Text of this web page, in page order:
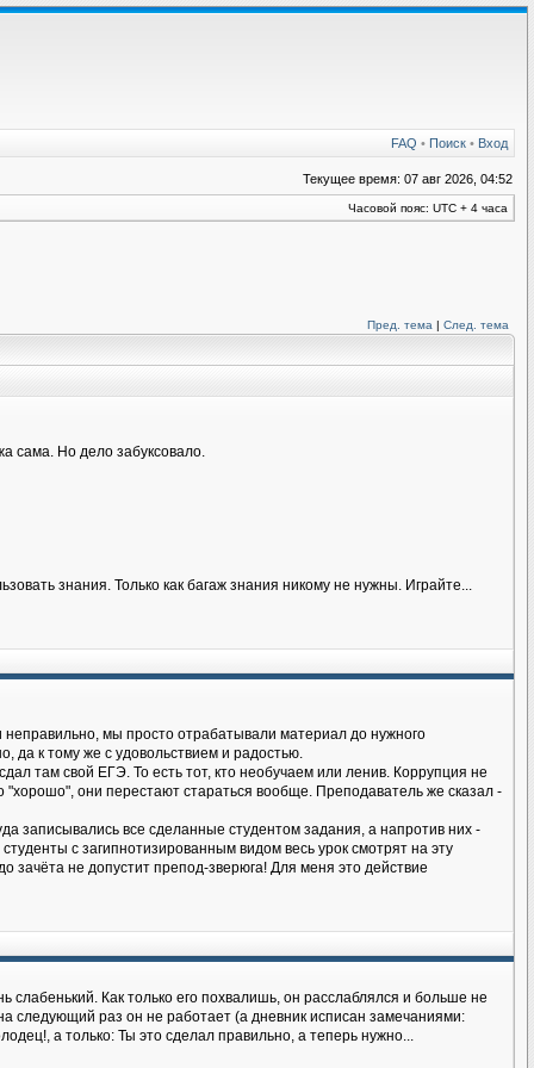
FAQ • Поиск • Вход
Текущее время: 07 авг 2026, 04:52
Часовой пояс: UTC + 4 часа
Пред. тема | След. тема
сама. Но дело забуксовало.
знания. Только как багаж знания никому не нужны. Играйте...
неправильно, мы просто отрабатывали материал до нужного
да к тому же с удовольствием и радостью.
там свой ЕГЭ. То есть тот, кто необучаем или ленив. Коррупция не
они перестают стараться вообще. Преподаватель же сказал -
записывались все сделанные студентом задания, а напротив них -
с загипнотизированным видом весь урок смотрят на эту
зачёта не допустит препод-зверюга! Для меня это действие
слабенький. Как только его похвалишь, он расслаблялся и больше не
следующий раз он не работает (а дневник исписан замечаниями:
а только: Ты это сделал правильно, а теперь нужно...